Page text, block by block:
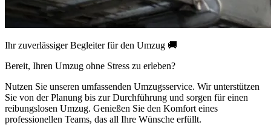
Ihr zuverlässiger Begleiter für den Umzug 🚚
Bereit, Ihren Umzug ohne Stress zu erleben?
Nutzen Sie unseren umfassenden Umzugsservice. Wir unterstützen
Sie von der Planung bis zur Durchführung und sorgen für einen
reibungslosen Umzug. Genießen Sie den Komfort eines
professionellen Teams, das all Ihre Wünsche erfüllt.